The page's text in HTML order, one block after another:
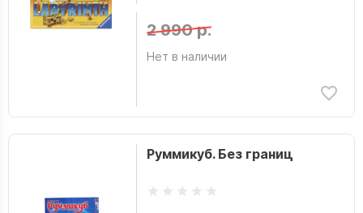
2 990 р.
Нет в наличии
Руммикуб. Без границ